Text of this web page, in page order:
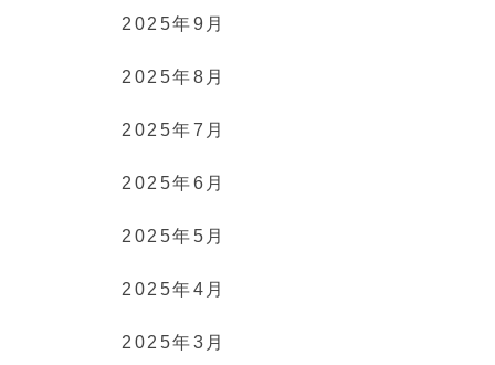
2025年9月
2025年8月
2025年7月
2025年6月
2025年5月
2025年4月
2025年3月